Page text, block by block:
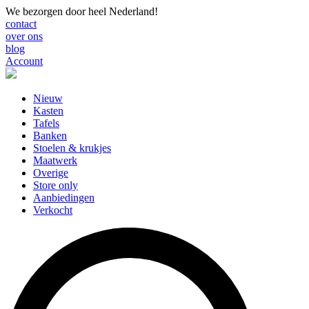
We bezorgen door heel Nederland!
contact
over ons
blog
Account
Nieuw
Kasten
Tafels
Banken
Stoelen & krukjes
Maatwerk
Overige
Store only
Aanbiedingen
Verkocht